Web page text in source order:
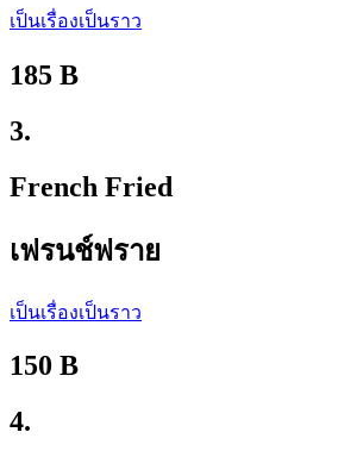
เป็นเรื่องเป็นราว
185 B
3.
French Fried
เฟรนช์ฟราย
เป็นเรื่องเป็นราว
150 B
4.